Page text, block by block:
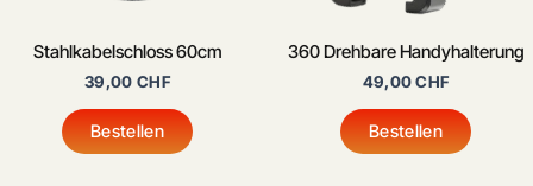
Stahlkabelschloss 60cm
39,00 CHF
Bestellen
360 Drehbare Handyhalterung
49,00CHF
Bestellen